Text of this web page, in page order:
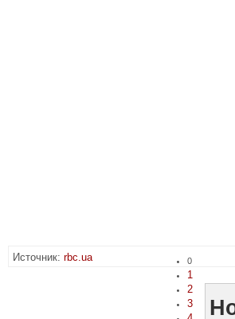
Источник: rbc.ua 0
1
2
3